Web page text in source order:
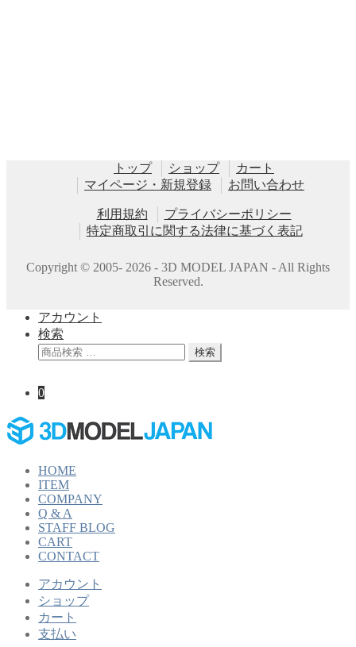
トップ ショップ
カート
マイページ・新規登録
お問い合わせ
利用規約
プライバシーポリシー
特定商取引に関する法律に基づく表記
Copyright © 2005- 2026 - 3D MODEL JAPAN - All Rights
Reserved.
アカウント
検索
検
対
象:
検索
0
HOME
ITEM
COMPANY
Q & A
STAFF BLOG
CART
CONTACT
アカウント
ショップ
カート
支払い